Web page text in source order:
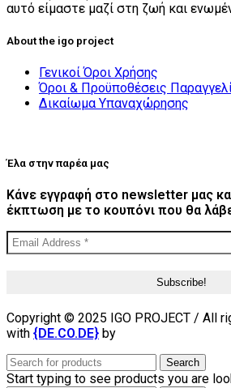
αυτό είμαστε μαζί στη ζωή και
About the igo project
Γενικοί Όροι Χρήσης
Όροι & Προϋποθέσεις
Δικαίωμα Υπαναχώρησης
Έλα στην παρέα μας
Κάνε εγγραφή στο newsletter μας
έκπτωση με το κουπόνι που θα
Copyright © 2025 IGO PROJECT / All
with {DE.CO.DE} by
Search
Start typing to see products you are